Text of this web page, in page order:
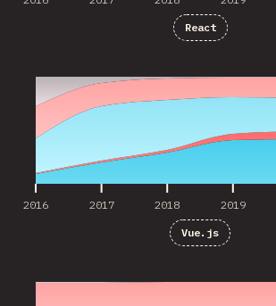
React
2016 2017 2018 2019
Vue.js